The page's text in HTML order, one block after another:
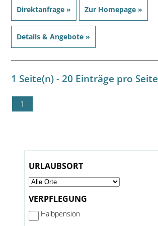
Direktanfrage » Zur Homepage »
Details & Angebote »
1 Seite(n) - 20 Einträge pro Seite
1
URLAUBSORT
VERPFLEGUNG
Halbpension